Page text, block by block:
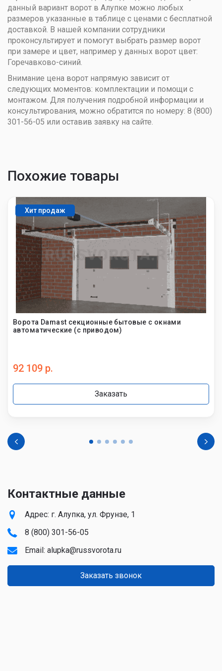
данный вариант ворот в Алупке можно любых
размеров указанные в таблице с ценами с бесплатной
доставкой. В нашей компании сотрудники
проконсультирует и помогут выбрать размер ворот
при замере и цвет, например у данных ворот цвет:
Горечавково-синий.
Внимание цена ворот напрямую зависит от
следующих моментов: комплектации и помощи с
монтажом. Для получения подробной информации и
консультирования, можно обратится по номеру: 8 (800)
301-56-05 или оставив заявку на сайте.
Похожие товары
Хит продаж
Ворота Damast секционные бытовые с окнами
автоматические (с приводом)
92 109 р.
Заказать
Контактные данные
Адрес: г. Алупка, ул. Фрунзе, 1
8 (800) 301-56-05
Email: alupka@russvorota.ru
Заказать звонок